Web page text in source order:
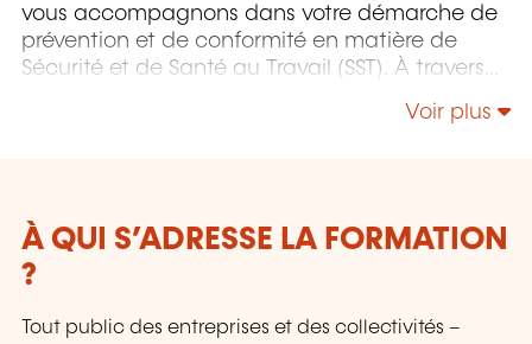
vous accompagnons dans votre démarche de
prévention et de conformité en matière de
Sécurité et de Santé au Travail (SST). À travers
vous aidons à réduire vos risques, à améliorer la
aux réalités de chaque entreprise, avec un
objectif clair : placer l’humain au cœur des
actions de prévention pour une performance
durable et sereine.
Voir plus
À QUI S’ADRESSE LA FORMATION
?
Tout public des entreprises et des collectivités –